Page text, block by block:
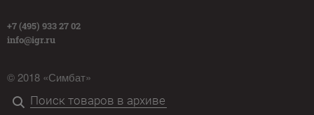
+7 (495) 933 27 02
info@igr.ru
© 2018 «Симбат»